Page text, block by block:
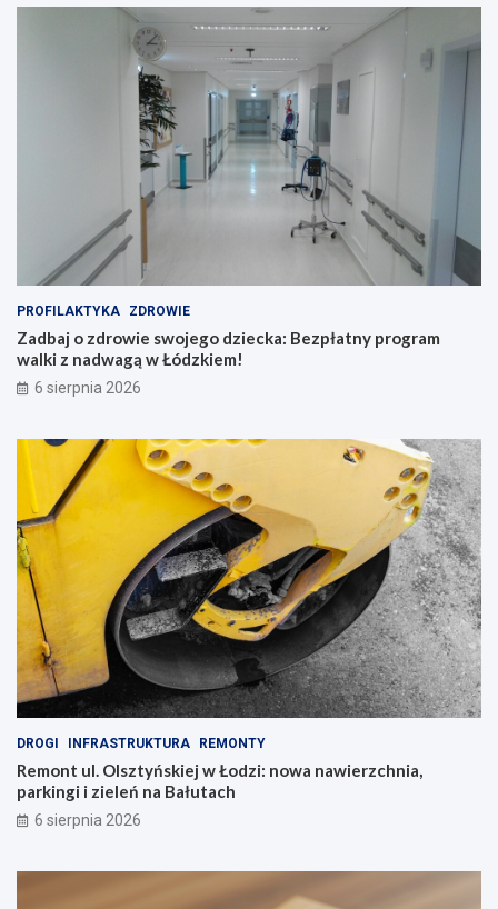
PROFILAKTYKA ZDROWIE
Zadbaj o zdrowie swojego dziecka: Bezpłatny program
walki z nadwagą w Łódzkiem!
6 sierpnia 2026
DROGI INFRASTRUKTURA REMONTY
Remont ul. Olsztyńskiej w Łodzi: nowa nawierzchnia,
parkingi i zieleń na Bałutach
6 sierpnia 2026